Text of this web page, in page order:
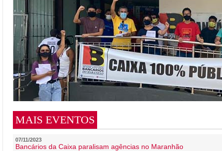
MAIS EVENTOS
07/11/2023
Bancários da Caixa paralisam agências no Maranhão